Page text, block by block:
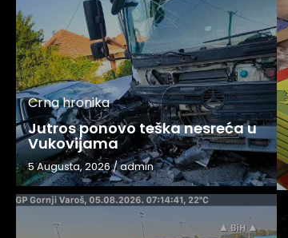
Crna hronika
Jutros ponovo teška nesreća u
Vukovijama
5 Augusta, 2026/admin